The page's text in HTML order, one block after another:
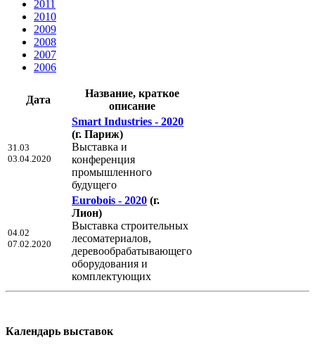
2011
2010
2009
2008
2007
2006
Дата
Название, краткое
описание
31.03
03.04.2020
Smart Industries - 2020
(г. Париж)
Выставка и
конференция
промышленного
будущего
04.02
07.02.2020
Eurobois - 2020 (г.
Лион)
Выставка строительных
лесоматериалов,
деревообрабатывающего
оборудования и
комплектующих
Календарь выставок